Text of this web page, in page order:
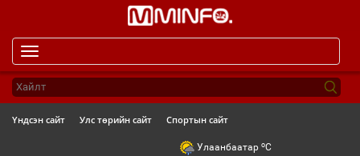
navigation
Үндсэн сайт Улс төрийн сайт Спортын сайт
Улаанбаатар oC